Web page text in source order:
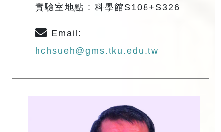
實驗室地點 : 科學館S108+S326
Email:
hchsueh@gms.tku.edu.tw